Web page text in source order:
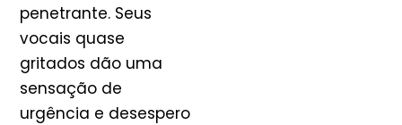
penetrante. Seus
vocais quase
gritados dão uma
sensação de
urgência e desespero